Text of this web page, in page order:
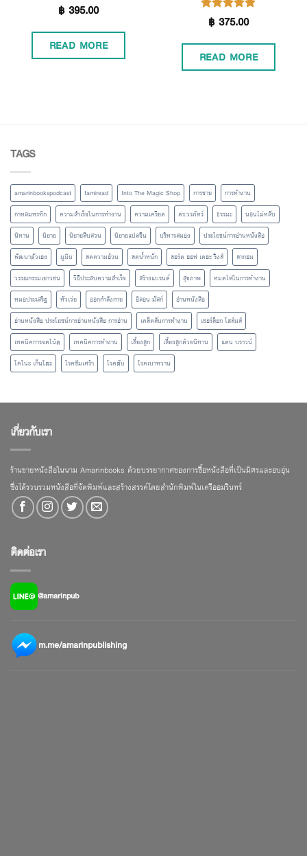
฿395.00
READ MORE
Rated4.85
฿375.00
READ MORE
TAGS
amarinbookspodcast famiread Into The Magic Shop การขาย
การทำงาน
กาหลมหรทึก
ความสำเร็จในการทำงาน ความเครียด ดร.วรภัทร์ ธรรมะ
นอนไม่หลับ
นิทาน
นิยาย นิยายสืบสวน นิยายแปลจีน บริหารสมอง
ประโยชน์การอ่านหนังสือ
พัฒนาตัวเอง
มูมิน ลดความอ้วน ลดน้ำหนัก ลอร์ด ออฟ เดอะ ริงส์
ลากอม
วรรณกรรมเยาวชน
วิธีประสบความสำเร็จ สร้างแบรนด์ สุขภาพ
หมดไฟในการทำงาน
หมอประเสริฐ
หัวเว่ย ออกกำลังกาย อีลอน มัสก์
อ่านหนังสือ
อ่านหนังสือ ประโยชน์การอ่านหนังสือ การอ่าน
เคล็ดลับการทำงาน
เชอร์ล็อก โฮล์มส์
เทคนิคการจดโน้ต
เทคนิคการทำงาน เลี้ยงลูก เลี้ยงลูกด้วยนิทาน
แดน บราวน์
โคโนะ เก็นโตะ
โรคซึมเศร้า โรคตับ โรคเบาหวาน
เกี่ยวกับเรา
ร้านขายหนังสือในนาม Amarinbooks ด้วยบรรยากาศของการซื้อหนังสือที่เป็นมิตรและอบอุ่น
ซึ่งได้รวบรวมหนังสือที่จัดพิมพ์และสร้างสรรค์โดยสำนักพิมพ์ในเครืออมรินทร์
ติดต่อเรา
@amarinpub
m.me/amarinpublishing